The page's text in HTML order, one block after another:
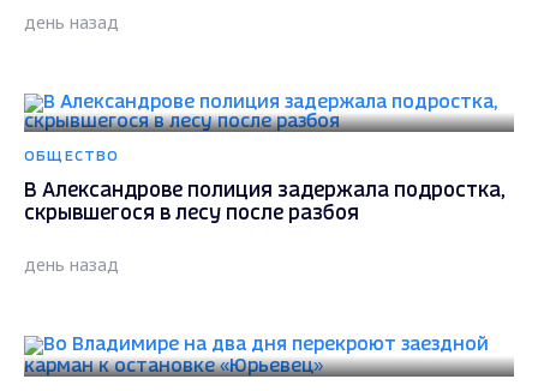
день назад
ОБЩЕСТВО
В Александрове полиция задержала подростка,
скрывшегося в лесу после разбоя
день назад